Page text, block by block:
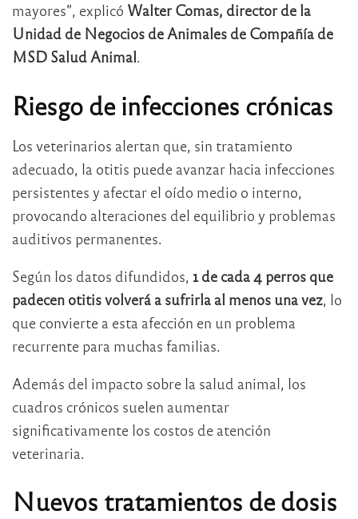
mayores”, explicó Walter Comas, director de la
Unidad de Negocios de Animales de Compañía de
MSD Salud Animal.
Riesgo de infecciones crónicas
Los veterinarios alertan que, sin tratamiento
adecuado, la otitis puede avanzar hacia infecciones
persistentes y afectar el oído medio o interno,
provocando alteraciones del equilibrio y problemas
auditivos permanentes.
Según los datos difundidos, 1 de cada 4 perros que
padecen otitis volverá a sufrirla al menos una vez, lo
que convierte a esta afección en un problema
recurrente para muchas familias.
Además del impacto sobre la salud animal, los
cuadros crónicos suelen aumentar
significativamente los costos de atención
veterinaria.
Nuevos tratamientos de dosis